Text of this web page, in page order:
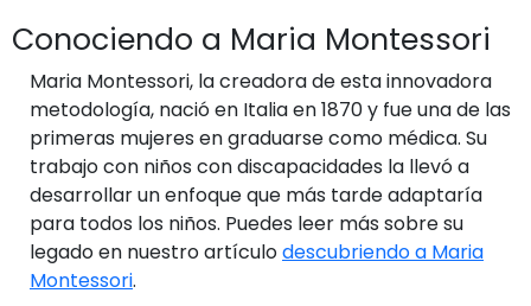
Conociendo a Maria Montessori
Maria Montessori, la creadora de esta innovadora
metodología, nació en Italia en 1870 y fue una de las
primeras mujeres en graduarse como médica. Su
trabajo con niños con discapacidades la llevó a
desarrollar un enfoque que más tarde adaptaría
para todos los niños. Puedes leer más sobre su
legado en nuestro artículodescubriendo a Maria
Montessori.